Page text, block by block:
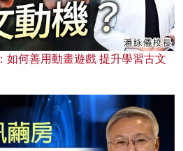
如何善用動畫遊戲 提升學習古文